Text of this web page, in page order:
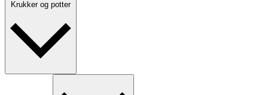
Krukker og potter